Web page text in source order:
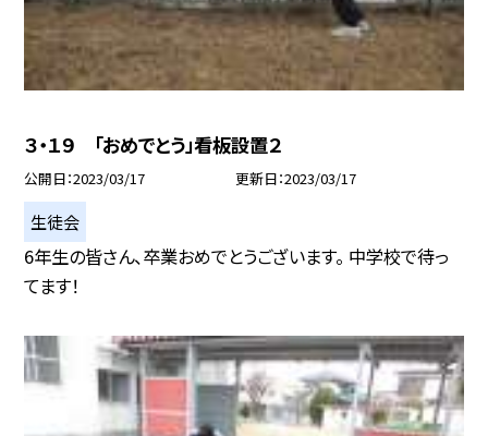
３・１９ 「おめでとう」看板設置２
公開日 2023/03/17 更新日 2023/03/17
生徒会
6年生の皆さん、卒業おめでとうございます。 中学校で待っ
てます！